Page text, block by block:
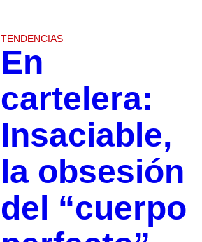
TENDENCIAS
En
cartelera:
Insaciable,
la obsesión
del “cuerpo